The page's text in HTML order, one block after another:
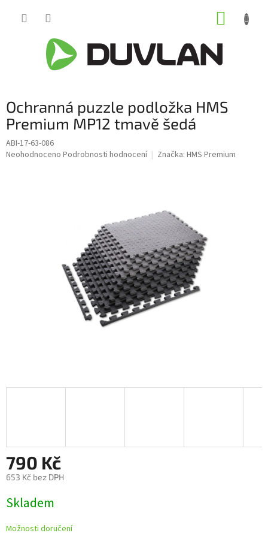
Ochranná puzzle podložka HMS
Premium MP12 tmavě šedá
ABI-17-63-086
Průměrné
Neohodnoceno Podrobnosti hodnocení Značka: HMS Premium
790 Kč
653 Kč bez DPH
cena:
Skladem
Možnosti doručení